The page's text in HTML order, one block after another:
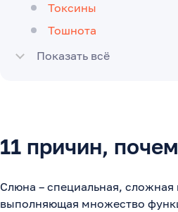
Токсины
Тошнота
Показать всё
11 причин,
Слюна – специальная, сложная
выполняющая множество